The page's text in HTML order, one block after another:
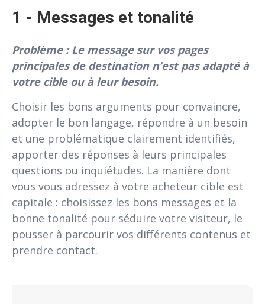
1 - Messages et tonalité
Problème : Le message sur vos pages
principales de destination n’est pas adapté à
votre cible ou à leur besoin.
Choisir les bons arguments pour convaincre,
adopter le bon langage, répondre à un besoin
et une problématique clairement identifiés,
apporter des réponses à leurs principales
questions ou inquiétudes. La manière dont
vous vous adressez à votre acheteur cible est
capitale : choisissez les bons messages et la
bonne tonalité pour séduire votre visiteur, le
pousser à parcourir vos différents contenus et
prendre contact.